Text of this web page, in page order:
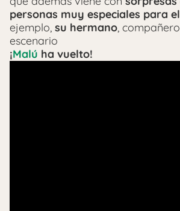
personas muy especiales para
ejemplo, su hermano,
escenario
¡Malú ha vuelto!